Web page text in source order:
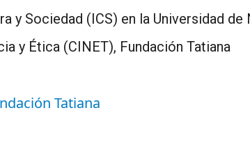
y Sociedad (ICS) en la Universidad de
y Ética (CINET), Fundación Tatiana
Tatiana